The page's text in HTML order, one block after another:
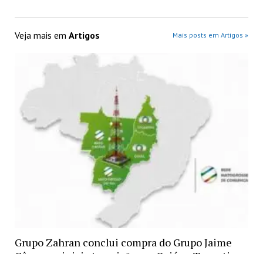
Veja mais em Artigos Mais posts em Artigos »
Grupo Zahran conclui compra do Grupo Jaime